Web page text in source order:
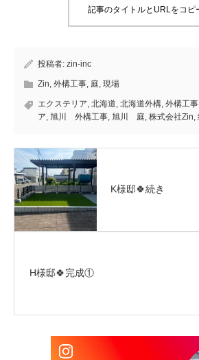
記事のタイトルとURLをコピ
投稿者: zin-inc
Zin, 外構工事, 庭, 現場
エクステリア, 北海道, 北海道外構, 外構工事
ア, 旭川 外構工事, 旭川 庭, 株式会社Zin,
K様邸🍀続き
H様邸🍀完成①